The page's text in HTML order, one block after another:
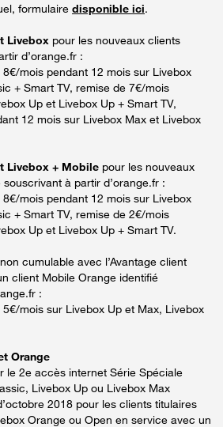
formulaire disponible ici.
Livebox pour les nouveaux clients
d’orange.fr :
mois pendant 12 mois sur Livebox
+ Smart TV, remise de 7€/mois
Up et Livebox Up + Smart TV,
12 mois sur Livebox Max et Livebox
Livebox + Mobile pour les nouveaux
à partir d’orange.fr :
mois pendant 12 mois sur Livebox
+ Smart TV, remise de 2€/mois
Up et Livebox Up + Smart TV.
cumulable avec l’Avantage client
client Mobile Orange identifié
:
mois sur Livebox Up et Max, Livebox
Orange
le 2e accès internet Série Spéciale
Livebox Up ou Livebox Max
2018 pour les clients titulaires
Orange ou Open en service avec un